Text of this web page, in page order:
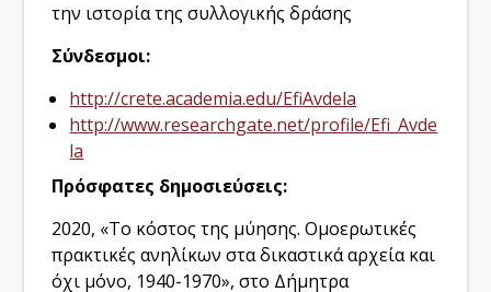
την ιστορία της συλλογικής δράσης
Σύνδεσμοι:
http://crete.academia.edu/EfiAvdela
http://www.researchgate.net/profile/Efi_Avde
la
Πρόσφατες δημοσιεύσεις:
2020, «Το κόστος της μύησης. Ομοερωτικές
πρακτικές ανηλίκων στα δικαστικά αρχεία και
όχι μόνο, 1940-1970», στο Δήμητρα